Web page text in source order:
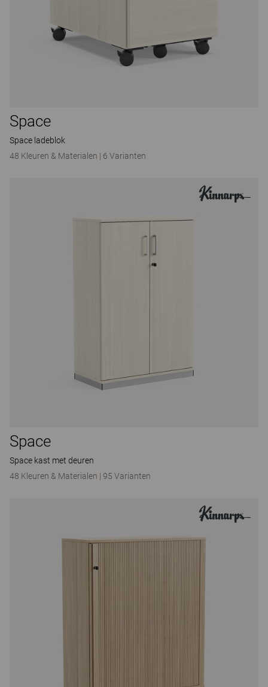
Space
Space ladeblok
48 Kleuren & Materialen | 6 Varianten
Space
Space kast met deuren
48 Kleuren & Materialen | 95 Varianten